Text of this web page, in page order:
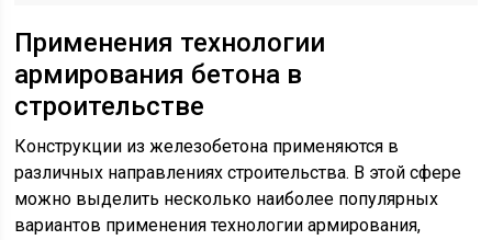
Применения технологии
армирования бетона в
строительстве
Конструкции из железобетона применяются в
различных направлениях строительства. В этой сфере
можно выделить несколько наиболее популярных
вариантов применения технологии армирования,